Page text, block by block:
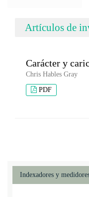
Artículos de
Carácter y
Chris Hables Gray
PDF
Indexadores y